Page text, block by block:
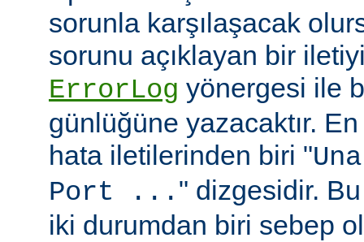
sorunla karşılaşacak
sorunu açıklayan bir
ErrorLog yönergesi ile
günlüğüne yazacaktır. En
hata iletilerinden biri "
Port ... " dizgesidir.
iki durumdan biri sebep